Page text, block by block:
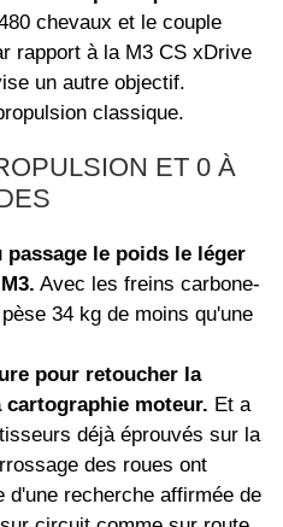
chevaux et le couple
rapport à la M3 CS xDrive
un autre objectif.
classique.
ET 0 À
passage le poids le léger
Avec les freins carbone-
34 kg de moins qu'une
pour retoucher la
moteur. Et a
déjà éprouvés sur la
des roues ont
d'une recherche affirmée de